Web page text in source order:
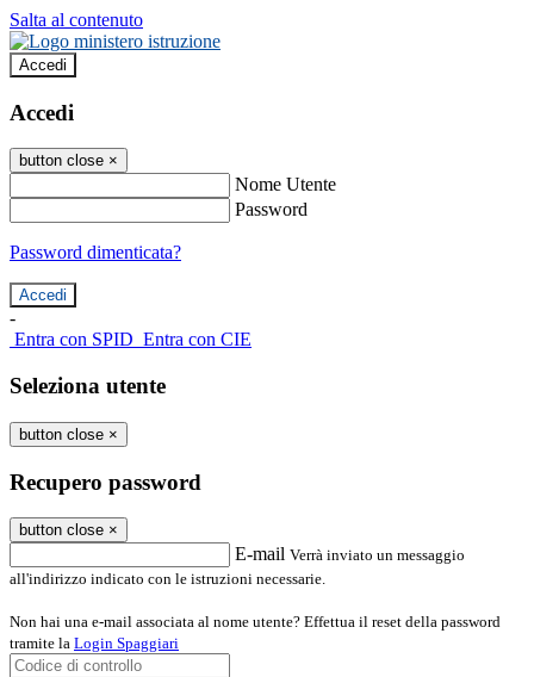
Salta al contenuto
Accedi
Accedi
button close ×
Nome Utente
Password
Password dimenticata?
-
Entra con SPID Entra con CIE
Seleziona utente
button close ×
Recupero password
button close ×
E-mail Verrà inviato un messaggio
all'indirizzo indicato con le istruzioni necessarie.
Non hai una e-mail associata al nome utente? Effettua il reset della password
tramite la Login Spaggiari